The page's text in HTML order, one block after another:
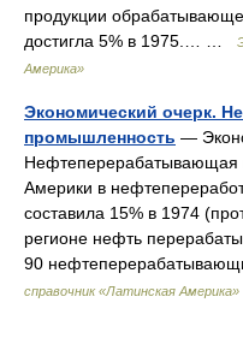
продукции
достигла 5% в 1975.… …
Америка»
Экономический очерк.
промышленность —
Нефтеперерабатывающая
Америки в
составила 15% в 1974
регионе нефть
90
справочник «Латинская Америка»